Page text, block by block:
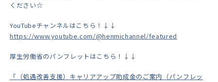
ください☆
YouTubeチャンネルはこちら！↓↓
https://www.youtube.com/@henmichannel/featured
厚生労働省のパンフレットはこちら！↓↓
「（処遇改善支援）キャリアアップ助成金のご案内（パンフレッ